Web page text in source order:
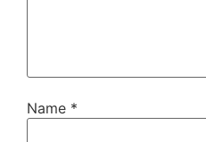
Name *